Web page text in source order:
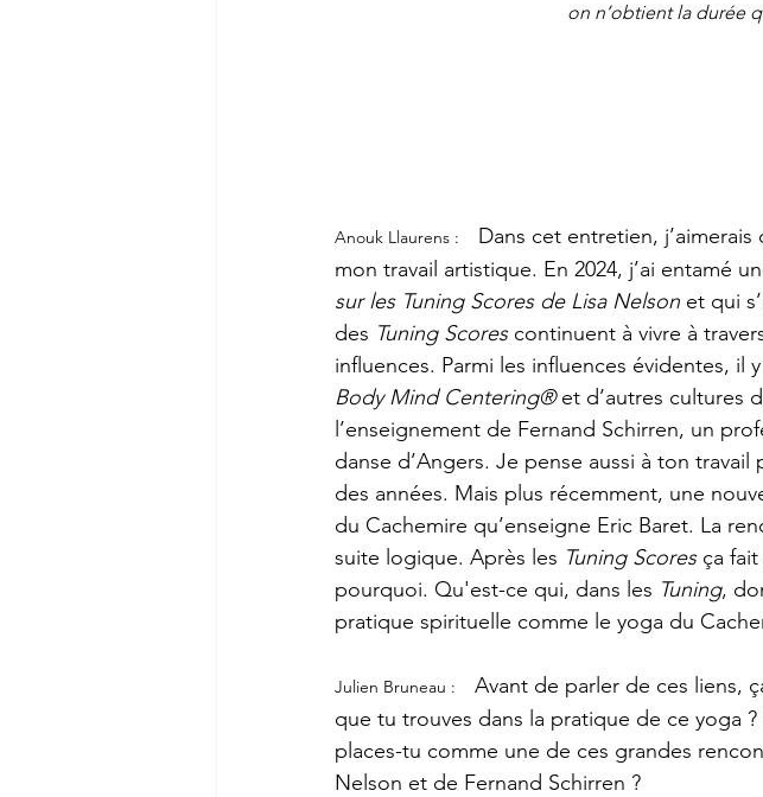
on n’obtient la durée
Anouk Llaurens :
Dans cet entretien,
mon travail artistique. En 2024, j’ai entamé
sur les Tuning Scores de Lisa Nelson et qui
des Tuning Scores continuent à vivre à
influences. Parmi les influences évidentes,
Body Mind Centering® et d’autres cultures
l’enseignement de Fernand Schirren, un
danse d’Angers. Je pense aussi à ton
des années. Mais plus récemment, une
du Cachemire qu’enseigne Eric Baret. La
suite logique. Après les Tuning Scores ça fait
pourquoi. Qu'est-ce qui, dans les Tuning,
pratique spirituelle comme le yoga du
Julien Bruneau :
Avant de parler de ces liens,
que tu trouves dans la pratique de ce yoga
places-tu comme une de ces grandes
Nelson et de Fernand Schirren ?